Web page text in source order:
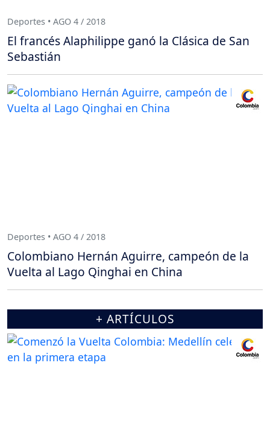
Deportes • AGO 4 / 2018
El francés Alaphilippe ganó la Clásica de San
Sebastián
Deportes • AGO 4 / 2018
Colombiano Hernán Aguirre, campeón de la
Vuelta al Lago Qinghai en China
+ ARTÍCULOS